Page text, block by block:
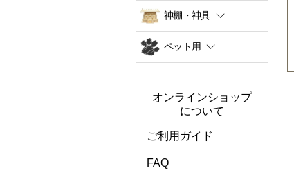
神棚・神具
ペット用
オンラインショップ
について
ご利用ガイド
FAQ